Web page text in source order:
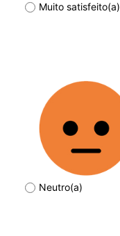
Muito satisfeito(a)
Neutro(a)